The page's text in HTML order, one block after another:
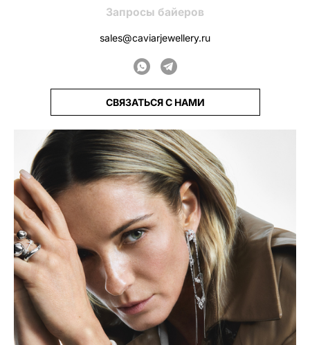
Запросы байеров
sales@caviarjewellery.ru
СВЯЗАТЬСЯ С НАМИ